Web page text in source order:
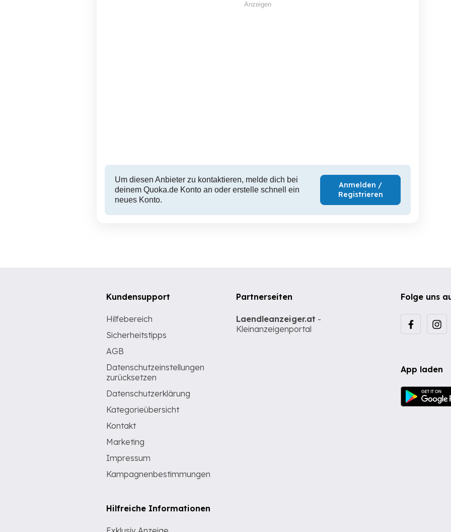
Anzeigen
Um diesen Anbieter zu kontaktieren, melde dich bei
deinem Quoka.de Konto an oder erstelle schnell ein
neues Konto.
Anmelden /
Registrieren
Folge uns
App laden
Kundensupport
Hilfebereich
Sicherheitstipps
AGB
Datenschutzeinstellungen
zurücksetzen
Datenschutzerklärung
Kategorieübersicht
Kontakt
Marketing
Impressum
Kampagnenbestimmungen
Hilfreiche Informationen
Partnerseiten
Laendleanzeiger.at -
Kleinanzeigenportal